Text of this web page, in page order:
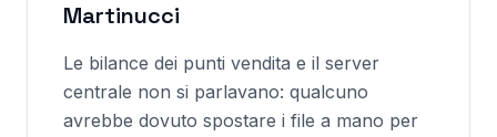
Martinucci
Le bilance dei punti vendita e il server
centrale non si parlavano: qualcuno
avrebbe dovuto spostare i file a mano per